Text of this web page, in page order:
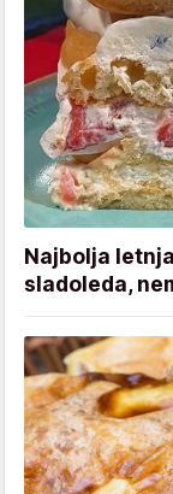
Najbolja
sladoleda,